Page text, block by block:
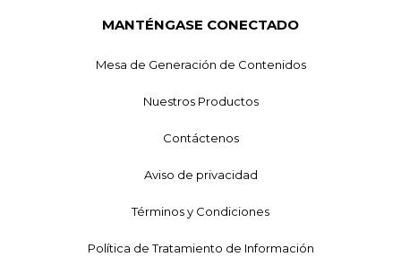
MANTÉNGASE CONECTADO
Mesa de Generación de Contenidos
Nuestros Productos
Contáctenos
Aviso de privacidad
Términos y Condiciones
Política de Tratamiento de Información